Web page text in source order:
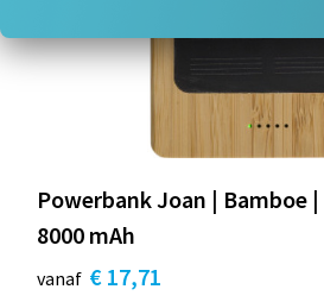
Powerbank Joan | Bamboe
8000 mAh
vanaf € 17,71